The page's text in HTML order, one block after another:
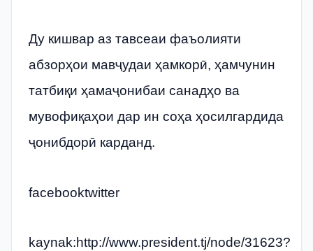
Ду кишвар аз тавсеаи фаъолияти
абзорҳои мавҷудаи ҳамкорӣ, ҳамчунин
татбиқи ҳамаҷонибаи санадҳо ва
мувофиқаҳои дар ин соҳа ҳосилгардида
ҷонибдорӣ карданд.
facebooktwitter
kaynak:http://www.president.tj/node/31623?